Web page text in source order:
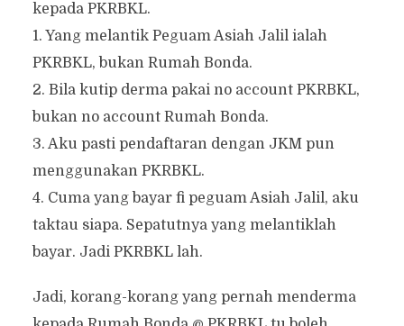
kepada PKRBKL.
1. Yang melantik Peguam Asiah Jalil ialah
PKRBKL, bukan Rumah Bonda.
2. Bila kutip derma pakai no account PKRBKL,
bukan no account Rumah Bonda.
3. Aku pasti pendaftaran dengan JKM pun
menggunakan PKRBKL.
4. Cuma yang bayar fi peguam Asiah Jalil, aku
taktau siapa. Sepatutnya yang melantiklah
bayar. Jadi PKRBKL lah.
Jadi, korang-korang yang pernah menderma